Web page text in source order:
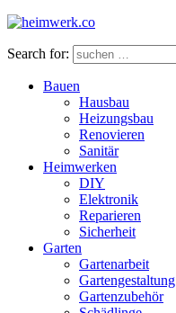
Search for:
Bauen
Hausbau
Heizungsbau
Renovieren
Sanitär
Heimwerken
DIY
Elektronik
Reparieren
Sicherheit
Garten
Gartenarbeit
Gartengestaltung
Gartenzubehör